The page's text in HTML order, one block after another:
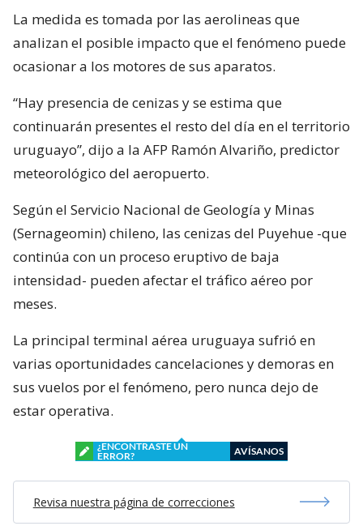
La medida es tomada por las aerolineas que
analizan el posible impacto que el fenómeno puede
ocasionar a los motores de sus aparatos.
“Hay presencia de cenizas y se estima que
continuarán presentes el resto del día en el territorio
uruguayo”, dijo a la AFP Ramón Alvariño, predictor
meteorológico del aeropuerto.
Según el Servicio Nacional de Geología y Minas
(Sernageomin) chileno, las cenizas del Puyehue -que
continúa con un proceso eruptivo de baja
intensidad- pueden afectar el tráfico aéreo por
meses.
La principal terminal aérea uruguaya sufrió en
varias oportunidades cancelaciones y demoras en
sus vuelos por el fenómeno, pero nunca dejo de
estar operativa.
¿ENCONTRASTE UN
ERROR?
AVÍSANOS
Revisa nuestra página de correcciones